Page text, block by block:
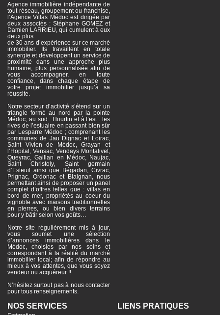
Agence immobilière indépendante de
tout réseau, groupement ou franchise,
l’Agence Villas Médoc est dirigée par
deux associés : Stéphane GOMEZ et
Damien LARRIEU, qui cumulent à eux
deux plus
de 30 ans d’expérience sur ce marché
immobilier. Ils travaillent en totale
synergie et développent un service de
proximité dans une approche plus
humaine, plus personnalisée afin de
vous accompagner, en toute
confiance, dans chaque étape de
votre projet immobilier jusqu’à sa
réussite.
Notre secteur d’activité s’étend sur un
triangle formé au nord par la pointe
Médoc, au sud : Hourtin et à l’est : les
rives de l’estuaire en passant bien sûr
par Lesparre Médoc ; comprenant les
communes de Jau Dignac et Loirac,
Saint Vivien de Médoc, Grayan et
l’Hopital, Vensac, Vendays Montalivet,
Queyrac, Gaillan en Médoc, Naujac,
Saint Christoly, Saint germain
d’Esteuil ainsi que Bégadan, Civrac,
Prignac, Ordonac et Blaignan, nous
permettant ainsi de proposer un panel
complet d’offres telles que : villas en
bord de mer, propriétés au coeur du
vignoble avec maisons traditionnelles
en pierres, ou bien divers terrains
pour y bâtir selon vos goûts…
Notre site régulièrement mis à jour,
vous soumet une sélection
d’annonces immobilières dans le
Médoc, choisies par nos soins et
correspondant à la réalité du marché
immobilier local; afin de répondre au
mieux à vos attentes, que vous soyez
vendeur ou acquéreur !!
N’hésitez surtout pas à nous contacter
pour tous renseignements.
NOS SERVICES LIENS PRATIQUES